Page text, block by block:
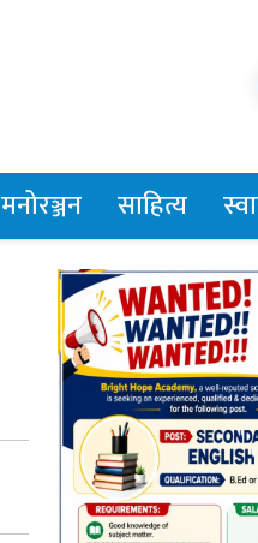
मनोरञ्जन साहित्य